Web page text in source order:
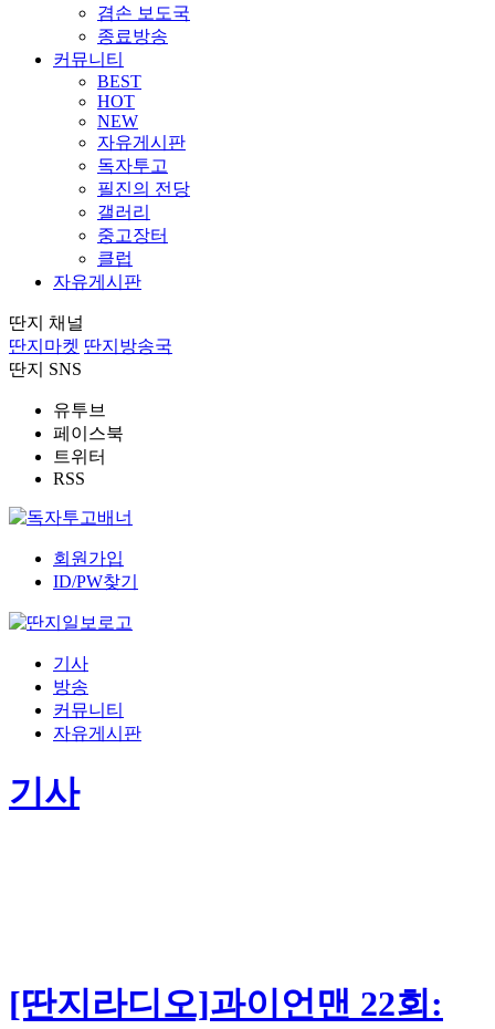
겸손 보도국
종료방송
커뮤니티
BEST
HOT
NEW
자유게시판
독자투고
필진의 전당
갤러리
중고장터
클럽
자유게시판
딴지 채널
딴지마켓 딴지방송국
딴지 SNS
유투브
페이스북
트위터
RSS
회원가입
ID/PW찾기
기사
방송
커뮤니티
자유게시판
기사
[딴지라디오]과이언맨 22회: